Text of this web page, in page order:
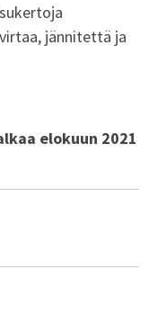
jännitettä ja
elokuun 2021